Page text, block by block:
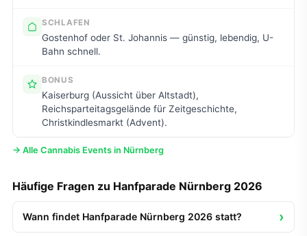
SCHLAFEN
Gostenhof oder St. Johannis — günstig, lebendig, U-
Bahn schnell.
BONUS
Kaiserburg (Aussicht über Altstadt),
Reichsparteitagsgelände für Zeitgeschichte,
Christkindlesmarkt (Advent).
→ Alle Cannabis Events in Nürnberg
Häufige Fragen zu Hanfparade Nürnberg 2026
Wann findet Hanfparade Nürnberg 2026 statt?